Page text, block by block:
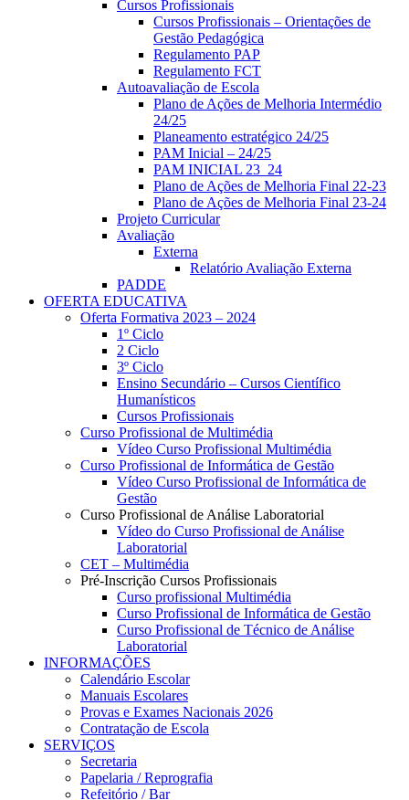
Cursos Profissionais
Cursos Profissionais – Orientações de
Gestão Pedagógica
Regulamento PAP
Regulamento FCT
Autoavaliação de Escola
Plano de Ações de Melhoria Intermédio
24/25
Planeamento estratégico 24/25
PAM Inicial – 24/25
PAM INICIAL 23_24
Plano de Ações de Melhoria Final 22-23
Plano de Ações de Melhoria Final 23-24
Projeto Curricular
Avaliação
Externa
Relatório Avaliação Externa
PADDE
OFERTA EDUCATIVA
Oferta Formativa 2023 – 2024
1º Ciclo
2 Ciclo
3º Ciclo
Ensino Secundário – Cursos Científico
Humanísticos
Cursos Profissionais
Curso Profissional de Multimédia
Vídeo Curso Profissional Multimédia
Curso Profissional de Informática de Gestão
Vídeo Curso Profissional de Informática de
Gestão
Curso Profissional de Análise Laboratorial
Vídeo do Curso Profissional de Análise
Laboratorial
CET – Multimédia
Pré-Inscrição Cursos Profissionais
Curso profissional Multimédia
Curso Profissional de Informática de Gestão
Curso Profissional de Técnico de Análise
Laboratorial
INFORMAÇÕES
Calendário Escolar
Manuais Escolares
Provas e Exames Nacionais 2026
Contratação de Escola
SERVIÇOS
Secretaria
Papelaria / Reprografia
Refeitório / Bar